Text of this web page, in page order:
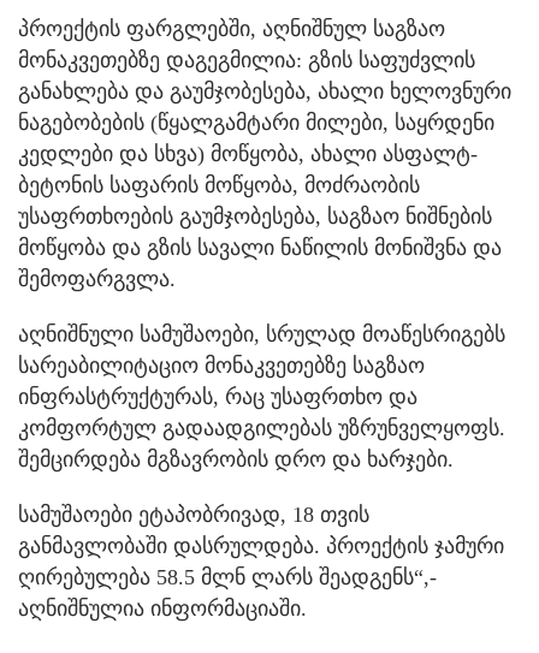
პროექტის ფარგლებში, აღნიშნულ საგზაო
მონაკვეთებზე დაგეგმილია: გზის საფუძვლის
განახლება და გაუმჯობესება, ახალი ხელოვნური
ნაგებობების (წყალგამტარი მილები, საყრდენი
კედლები და სხვა) მოწყობა, ახალი ასფალტ-
ბეტონის საფარის მოწყობა, მოძრაობის
უსაფრთხოების გაუმჯობესება, საგზაო ნიშნების
მოწყობა და გზის სავალი ნაწილის მონიშვნა და
შემოფარგვლა.
აღნიშნული სამუშაოები, სრულად მოაწესრიგებს
სარეაბილიტაციო მონაკვეთებზე საგზაო
ინფრასტრუქტურას, რაც უსაფრთხო და
კომფორტულ გადაადგილებას უზრუნველყოფს.
შემცირდება მგზავრობის დრო და ხარჯები.
სამუშაოები ეტაპობრივად, 18 თვის
განმავლობაში დასრულდება. პროექტის ჯამური
ღირებულება 58.5 მლნ ლარს შეადგენს“,-
აღნიშნულია ინფორმაციაში.